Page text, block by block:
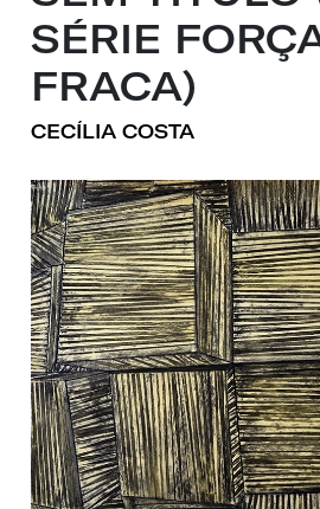
SÉRIE
FRACA)
CECÍLIA COSTA